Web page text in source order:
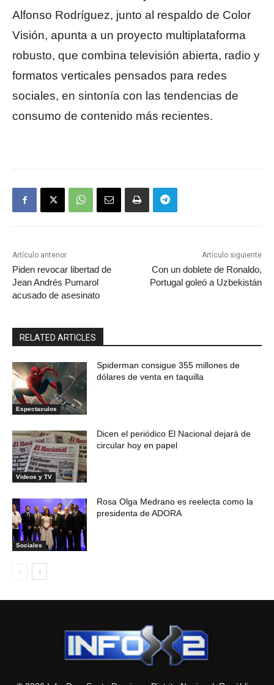
Alfonso Rodríguez, junto al respaldo de Color
Visión, apunta a un proyecto multiplataforma
robusto, que combina televisión abierta, radio y
formatos verticales pensados para redes
sociales, en sintonía con las tendencias de
consumo de contenido más recientes.
Artículo anterior
Piden revocar libertad de
Jean Andrés Pumarol
acusado de asesinato
Artículo siguiente
Con un doblete de Ronaldo,
Portugal goleó a Uzbekistán
RELATED ARTICLES
Espectaculos
Spiderman consigue 355 millones de
dólares de venta en taquilla
Videos y TV
Dicen el periódico El Nacional dejará de
circular hoy en papel
Sociales
Rosa Olga Medrano es reelecta como la
presidenta de ADORA